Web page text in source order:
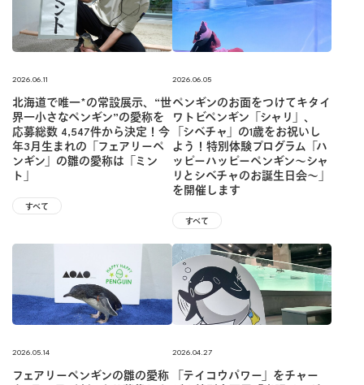
2026.06.11
北海道で唯一*の常設展示、“世
界一小さなペンギン”の愛称を
応募総数 4,547件から決定！今
年3月生まれの「フェアリーペ
ンギン」の雛の愛称は「ミン
ト」
すべて
2026.06.05
ペンギンのお面をつけてキタイ
ワトビペンギン「シャリ」、
「シベチャ」の1歳をお祝いし
よう！特別体験プログラム「ハ
ッピーハッピーペンギン〜シャ
リとシベチャのお誕生日会〜」
を開催します
すべて
2026.05.14
フェアリーペンギンの雛の愛称
2026.04.27
「テイコウパワー」をチャー